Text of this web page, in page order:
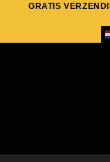
content
GRATIS